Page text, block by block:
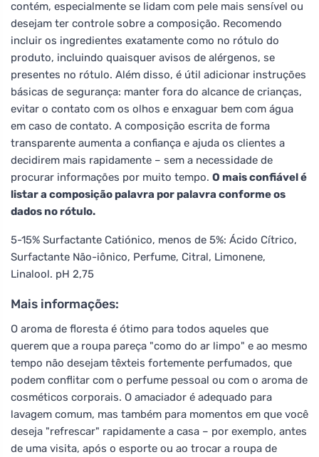
contém, especialmente se lidam com pele mais sensível ou
desejam ter controle sobre a composição. Recomendo
incluir os ingredientes exatamente como no rótulo do
produto, incluindo quaisquer avisos de alérgenos, se
presentes no rótulo. Além disso, é útil adicionar instruções
básicas de segurança: manter fora do alcance de crianças,
evitar o contato com os olhos e enxaguar bem com água
em caso de contato. A composição escrita de forma
transparente aumenta a confiança e ajuda os clientes a
decidirem mais rapidamente – sem a necessidade de
procurar informações por muito tempo. O mais confiável é
listar a composição palavra por palavra conforme os
dados no rótulo.
5-15% Surfactante Catiónico, menos de 5%: Ácido Cítrico,
Surfactante Não-iônico, Perfume, Citral, Limonene,
Linalool. pH 2,75
Mais informações:
O aroma de floresta é ótimo para todos aqueles que
querem que a roupa pareça "como do ar limpo" e ao mesmo
tempo não desejam têxteis fortemente perfumados, que
podem conflitar com o perfume pessoal ou com o aroma de
cosméticos corporais. O amaciador é adequado para
lavagem comum, mas também para momentos em que você
deseja "refrescar" rapidamente a casa – por exemplo, antes
de uma visita, após o esporte ou ao trocar a roupa de